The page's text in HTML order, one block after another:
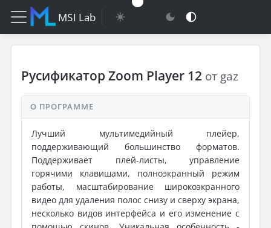
MSI Lab
Русификатор Zoom Player 12 от gaz
О ПРОГРАММЕ
Лучший мультимедийный плейер,
поддерживающий большинство форматов.
Поддерживает плей-листы, управление
горячими клавишами, полноэкранный режим
работы, масштабирование широкоэкранного
видео для удаления полос снизу и сверху экрана,
несколько видов интерфейса и его изменение с